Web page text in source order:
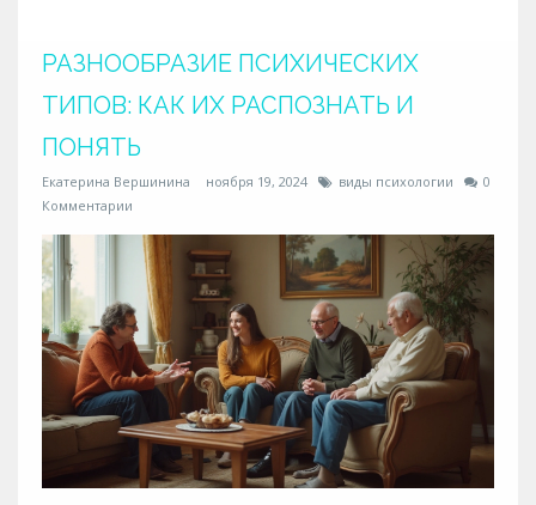
РАЗНООБРАЗИЕ ПСИХИЧЕСКИХ
ТИПОВ: КАК ИХ РАСПОЗНАТЬ И
ПОНЯТЬ
Екатерина Вершинина ноября 19, 2024 виды психологии
0
Комментарии